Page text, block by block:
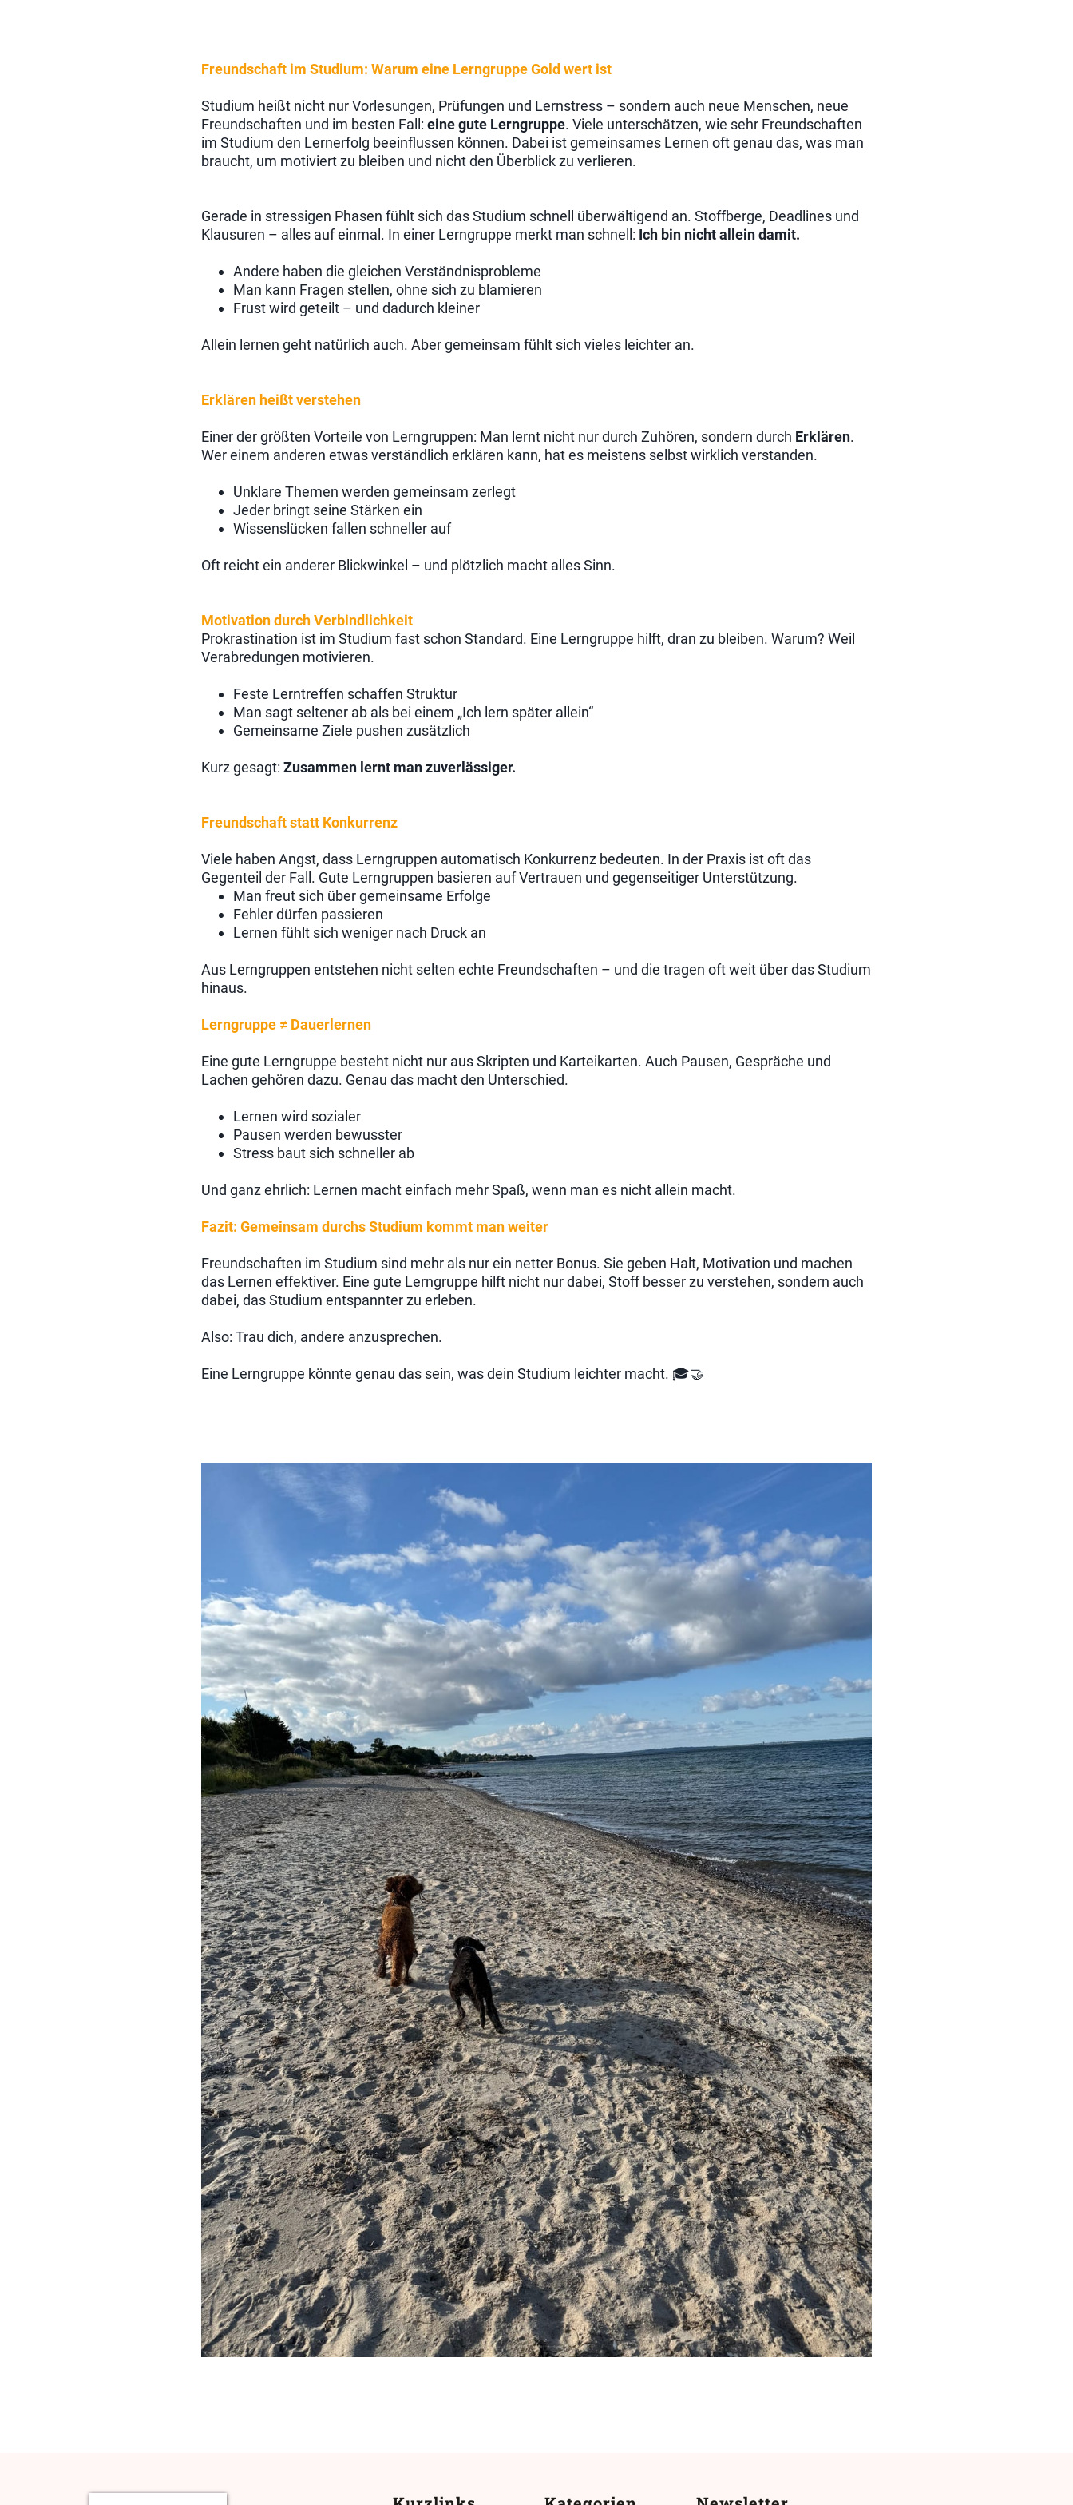
Freundschaft im Studium: Warum eine Lerngruppe Gold wert ist
Studium heißt nicht nur Vorlesungen, Prüfungen und Lernstress – sondern auch neue Menschen, neue
Freundschaften und im besten Fall: eine gute Lerngruppe. Viele unterschätzen, wie sehr Freundschaften
im Studium den Lernerfolg beeinflussen können. Dabei ist gemeinsames Lernen oft genau das, was man
braucht, um motiviert zu bleiben und nicht den Überblick zu verlieren.
Gerade in stressigen Phasen fühlt sich das Studium schnell überwältigend an. Stoffberge, Deadlines und
Klausuren – alles auf einmal. In einer Lerngruppe merkt man schnell: Ich bin nicht allein damit.
Andere haben die gleichen Verständnisprobleme
Man kann Fragen stellen, ohne sich zu blamieren
Frust wird geteilt – und dadurch kleiner
Allein lernen geht natürlich auch. Aber gemeinsam fühlt sich vieles leichter an.
Erklären heißt verstehen
Einer der größten Vorteile von Lerngruppen: Man lernt nicht nur durch Zuhören, sondern durch Erklären.
Wer einem anderen etwas verständlich erklären kann, hat es meistens selbst wirklich verstanden.
Unklare Themen werden gemeinsam zerlegt
Jeder bringt seine Stärken ein
Wissenslücken fallen schneller auf
Oft reicht ein anderer Blickwinkel – und plötzlich macht alles Sinn.
Motivation durch Verbindlichkeit
Prokrastination ist im Studium fast schon Standard. Eine Lerngruppe hilft, dran zu bleiben. Warum? Weil
Verabredungen motivieren.
Feste Lerntreffen schaffen Struktur
Man sagt seltener ab als bei einem „Ich lern später allein“
Gemeinsame Ziele pushen zusätzlich
Kurz gesagt: Zusammen lernt man zuverlässiger.
Freundschaft statt Konkurrenz
Viele haben Angst, dass Lerngruppen automatisch Konkurrenz bedeuten. In der Praxis ist oft das
Gegenteil der Fall. Gute Lerngruppen basieren auf Vertrauen und gegenseitiger Unterstützung.
Man freut sich über gemeinsame Erfolge
Fehler dürfen passieren
Lernen fühlt sich weniger nach Druck an
Aus Lerngruppen entstehen nicht selten echte Freundschaften – und die tragen oft weit über das Studium
hinaus.
Lerngruppe ≠ Dauerlernen
Eine gute Lerngruppe besteht nicht nur aus Skripten und Karteikarten. Auch Pausen, Gespräche und
Lachen gehören dazu. Genau das macht den Unterschied.
Lernen wird sozialer
Pausen werden bewusster
Stress baut sich schneller ab
Und ganz ehrlich: Lernen macht einfach mehr Spaß, wenn man es nicht allein macht.
Fazit: Gemeinsam durchs Studium kommt man weiter
Freundschaften im Studium sind mehr als nur ein netter Bonus. Sie geben Halt, Motivation und machen
das Lernen effektiver. Eine gute Lerngruppe hilft nicht nur dabei, Stoff besser zu verstehen, sondern auch
dabei, das Studium entspannter zu erleben.
Also: Trau dich, andere anzusprechen.
Eine Lerngruppe könnte genau das sein, was dein Studium leichter macht. 🎓🤝